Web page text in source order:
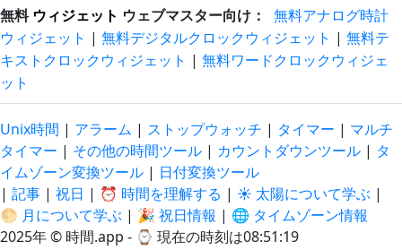
無料 ウィジェット ウェブマスター向け：
無料アナログ時計
ウィジェット | 無料デジタルクロックウィジェット | 無料テ
キストクロックウィジェット | 無料ワードクロックウィジェ
ット
Unix時間 | アラーム | ストップウォッチ | タイマー | マルチ
タイマー | その他の時間ツール | カウントダウンツール | タ
イムゾーン変換ツール | 日付変換ツール
| 記事 | 祝日 | ⏰ 時間を理解する | ☀️ 太陽について学ぶ |
🌕 月について学ぶ | 🎉 祝日情報 | 🌐 タイムゾーン情報
2025年 © 時間.app - ⌚ 現在の時刻は08:51:20